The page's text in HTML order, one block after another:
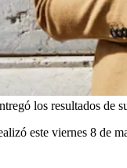
los resultados de
este viernes 8 de